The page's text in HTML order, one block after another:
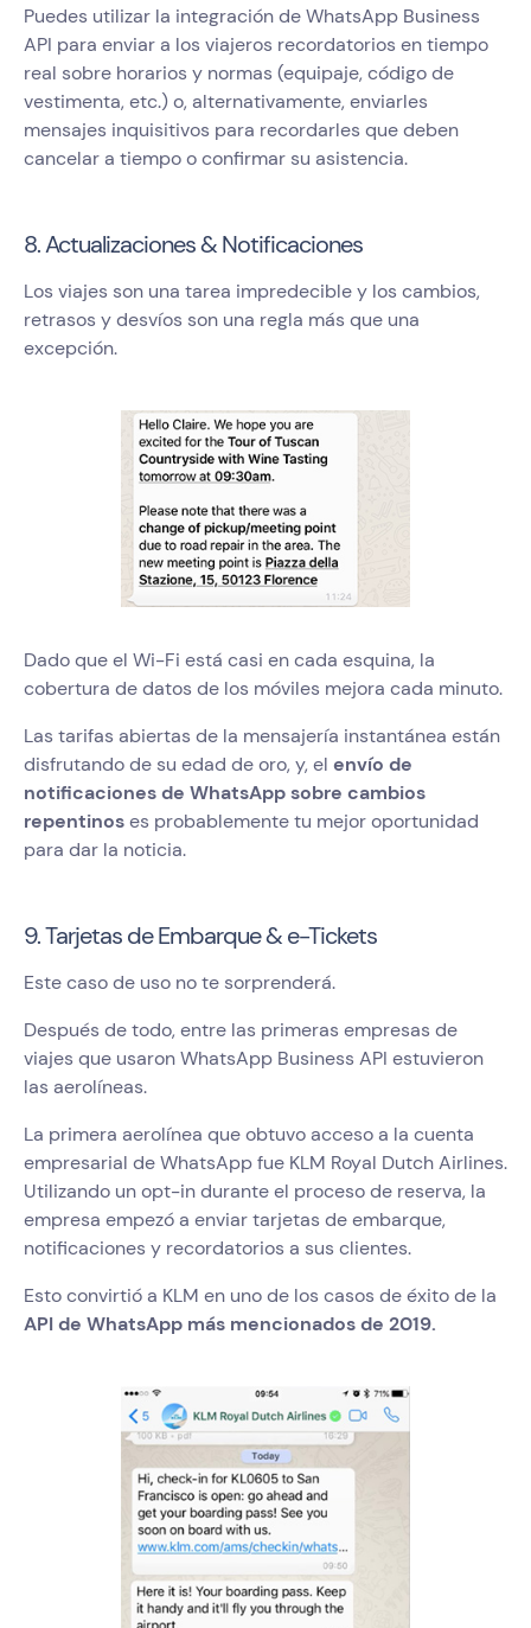
Puedes utilizar la integración de WhatsApp Business
API para enviar a los viajeros recordatorios en tiempo
real sobre horarios y normas (equipaje, código de
vestimenta, etc.) o, alternativamente, enviarles
mensajes inquisitivos para recordarles que deben
cancelar a tiempo o confirmar su asistencia.
8. Actualizaciones & Notificaciones
Los viajes son una tarea impredecible y los cambios,
retrasos y desvíos son una regla más que una
excepción.
Dado que el Wi-Fi está casi en cada esquina, la
cobertura de datos de los móviles mejora cada minuto.
Las tarifas abiertas de la mensajería instantánea están
disfrutando de su edad de oro, y, el envío de
notificaciones de WhatsApp sobre cambios
repentinoses probablemente tu mejor oportunidad
para dar la noticia.
9. Tarjetas de Embarque & e-Tickets
Este caso de uso no te sorprenderá.
Después de todo, entre las primeras empresas de
viajes que usaron WhatsApp Business API estuvieron
las aerolíneas.
La primera aerolínea que obtuvo acceso a la cuenta
empresarial de WhatsApp fue KLM Royal Dutch Airlines.
Utilizando un opt-in durante el proceso de reserva, la
empresa empezó a enviar tarjetas de embarque,
notificaciones y recordatorios a sus clientes.
Esto convirtió a KLM en uno de los casos de éxito de la
API de WhatsApp más mencionados de 2019.